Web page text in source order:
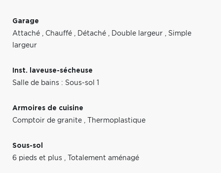
Garage
Attaché , Chauffé , Détaché , Double largeur , Simple
largeur
Inst. laveuse-sécheuse
Salle de bains : Sous-sol 1
Armoires de cuisine
Comptoir de granite , Thermoplastique
Sous-sol
6 pieds et plus , Totalement aménagé